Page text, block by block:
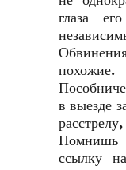
глаза
в выезде
Помнишь
ссылку